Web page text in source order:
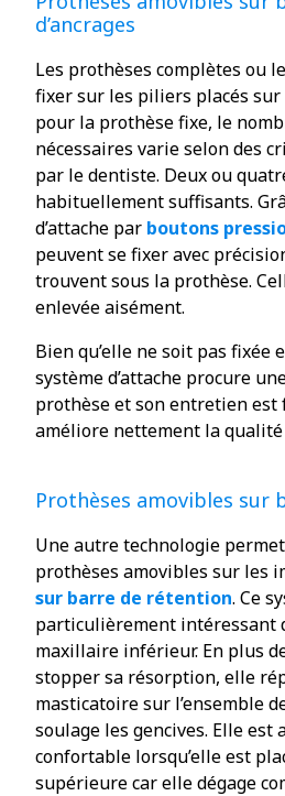
d’ancrages
Les prothèses complètes ou
fixer sur les piliers placés sur
pour la prothèse fixe, le
nécessaires varie selon des
par le dentiste. Deux ou
habituellement suffisants.
d’attache par boutons
peuvent se fixer avec
trouvent sous la prothèse.
enlevée aisément.
Bien qu’elle ne soit pas fixée
système d’attache procure
prothèse et son entretien est
améliore nettement la
Prothèses amovibles sur
Une autre technologie
prothèses amovibles sur les
sur barre de rétention. Ce
particulièrement intéressant
maxillaire inférieur. En plus
stopper sa résorption, elle
masticatoire sur l’ensemble
soulage les gencives. Elle est
confortable lorsqu’elle est
supérieure car elle dégage